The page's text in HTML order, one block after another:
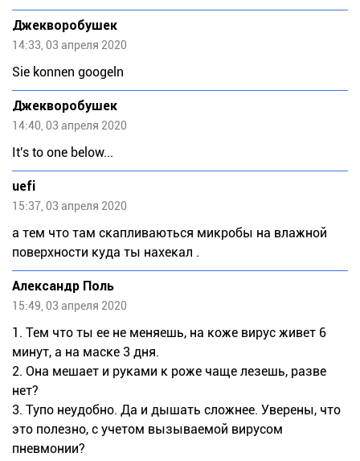
Джекворобушек
14:33, 03 апреля 2020
Sie konnen googeln
Джекворобушек
14:40, 03 апреля 2020
It's to one below...
uefi
15:37, 03 апреля 2020
а тем что там скапливаються микробы на влажной
поверхности куда ты нахекал .
Александр Поль
15:49, 03 апреля 2020
1. Тем что ты ее не меняешь, на коже вирус живет 6
минут, а на маске 3 дня.
2. Она мешает и руками к роже чаще лезешь, разве
нет?
3. Тупо неудобно. Да и дышать сложнее. Уверены, что
это полезно, с учетом вызываемой вирусом
пневмонии?